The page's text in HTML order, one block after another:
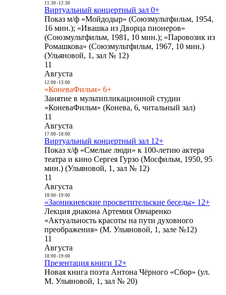
11:30- 12:30
Виртуальный концертный зал 0+
Показ м/ф «Мойдодыр» (Союзмультфильм, 1954,
16 мин.); «Ивашка из Дворца пионеров»
(Союзмультфильм, 1981, 10 мин.); «Паровозик из
Ромашкова» (Союзмультфильм, 1967, 10 мин.)
(Ульяновой, 1, зал № 12)
11
Августа
12:00- 13:00
«КоневаФильм» 6+
Занятие в мультипликационной студии
«КоневаФильм» (Конева, 6, читальный зал)
11
Августа
17:00- 18:00
Виртуальный концертный зал 12+
Показ х/ф «Смелые люди» к 100-летию актера
театра и кино Сергея Гурзо (Мосфильм, 1950, 95
мин.) (Ульяновой, 1, зал № 12)
11
Августа
18:00- 19:00
«Заоникиевские просветительские беседы» 12+
Лекция диакона Артемия Овчаренко
«Актуальность красоты на пути духовного
преображения» (М. Ульяновой, 1, зале №12)
11
Августа
18:00- 19:00
Презентация книги 12+
Новая книга поэта Антона Чёрного «Сбор» (ул.
М. Ульяновой, 1, зал № 20)